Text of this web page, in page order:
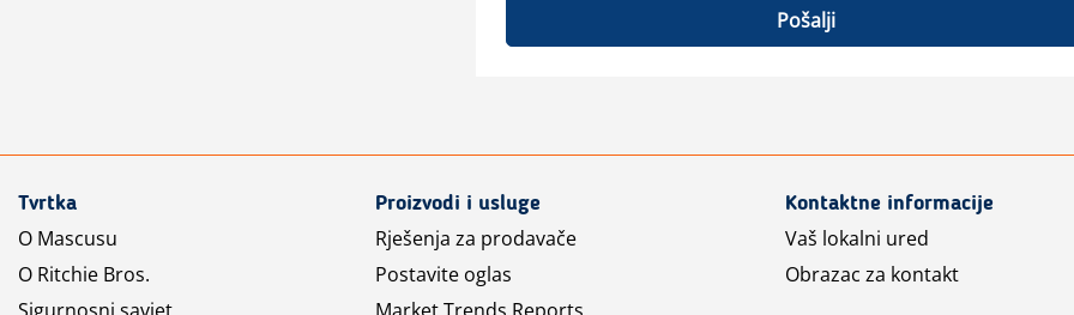
Pošalji
Tvrtka
O Mascusu
O Ritchie Bros.
Proizvodi i usluge
Rješenja za prodavače
Postavite oglas
Kontaktne informacije
Vaš lokalni ured
Obrazac za kontakt